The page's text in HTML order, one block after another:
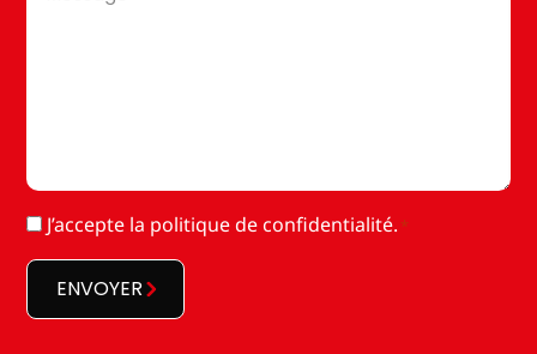
RGPD
J’accepte la politique de confidentialité. *
ENVOYER